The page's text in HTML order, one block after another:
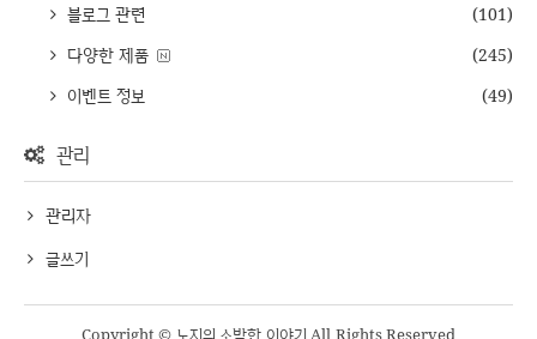
블로그 관련
(101)
다양한 제품
(245)
이벤트 정보
(49)
관리
관리자
글쓰기
Copyright © 노지의 소박한 이야기 All Rights Reserved